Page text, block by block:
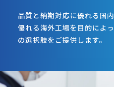
品質と納期対応に優れる国
優れる海外工場を目的によ
の選択肢をご提供します。